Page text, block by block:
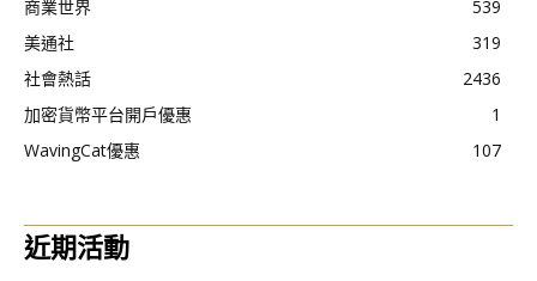
商業世界
539
美通社
319
社會熱話
2436
加密貨幣平台開戶優惠
1
WavingCat優惠
107
近期活動